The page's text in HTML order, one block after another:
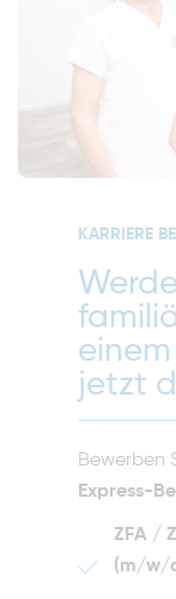
KARRIERE
jetzt
Bewerben
Express-
ZFA /
(m/w/